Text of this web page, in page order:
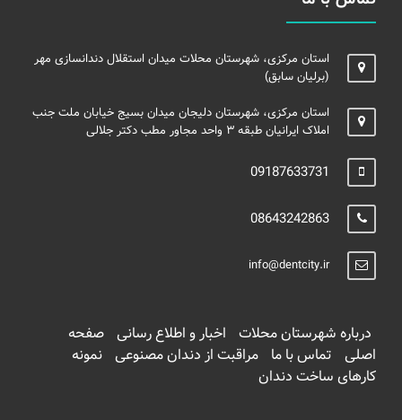
استان مرکزی، شهرستان محلات میدان استقلال دندانسازی مهر
(برلیان سابق)
استان مرکزی، شهرستان دلیجان میدان بسیج خیابان ملت جنب
املاک ایرانیان طبقه ۳ واحد مجاور مطب دکتر جلالی
09187633731
08643242863
info@dentcity.ir
درباره شهرستان محلات اخبار و اطلاع رسانی صفحه
اصلی تماس با ما مراقبت از دندان مصنوعی نمونه
کارهای ساخت دندان